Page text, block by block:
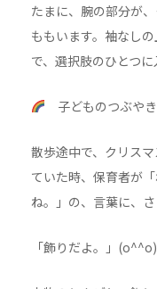
たまに、腕の部分が
ももいます。袖なし
で、選択肢のひとつに
子どものつぶやき
散歩途中で、クリス
ていた時、保育者が
ね。」の、言葉に、
「飾りだよ。」(o^^o)